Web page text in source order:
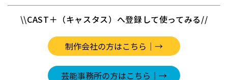
\\CAST＋（キャスタス）へ登録して使ってみる//